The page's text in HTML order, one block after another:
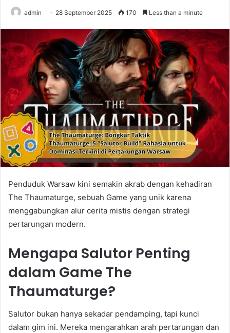
admin 28 September 2025 170 Less than a minute
Penduduk Warsaw kini semakin akrab dengan kehadiran
The Thaumaturge, sebuah Game yang unik karena
menggabungkan alur cerita mistis dengan strategi
pertarungan modern.
Mengapa Salutor Penting
dalam Game The
Thaumaturge?
Salutor bukan hanya sekadar pendamping, tapi kunci
dalam gim ini. Mereka mengarahkan arah pertarungan dan